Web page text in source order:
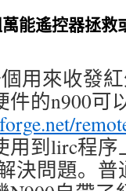
能遙控器拯救
用來收發
的n900可
用到lirc程
決問題。